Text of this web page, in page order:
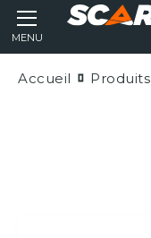
MENU
Accueil Produits